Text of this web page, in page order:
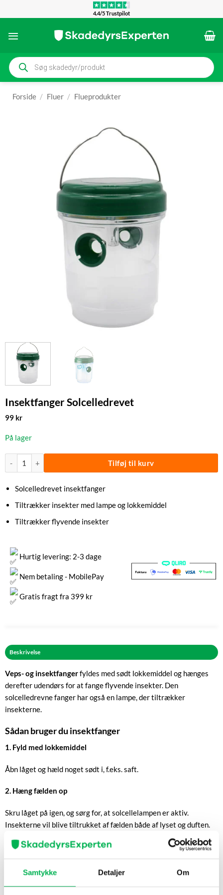
Samtykke Detaljer Om
til
4.4/5 Trustpilot
Products
search
Forside / Fluer / Flueprodukter
Insektfanger Solcelledrevet
99 kr
På lager
Tilføj til kurv
Solcelledrevet insektfanger
Tiltrækker insekter med lampe og lokkemiddel
Tiltrækker flyvende insekter
Hurtig levering: 2-3 dage
Nem betaling - MobilePay
Gratis fragt fra 399 kr
Beskrivelse
Veps- og insektfangerfyldes med sødt lokkemiddel og hænges
derefter udendørs for at fange flyvende insekter. Den
solcelledrevne fanger har også en lampe, der tiltrækker
insekterne.
Sådan bruger du insektfanger
1. Fyld med lokkemiddel
Åbn låget og hæld noget sødt i, f.eks. saft.
2. Hæng fælden op
Skru låget på igen, og sørg for, at solcellelampen er aktiv.
Insekterne vil blive tiltrukket af fælden både af lyset og duften.
Hæng fælden op f.eks. på altanen eller terrassen. Da den
tiltrækker insekter, bør den ikke hænges for tæt på spisebordet
eller andre steder, hvor mennesker opholder sig.